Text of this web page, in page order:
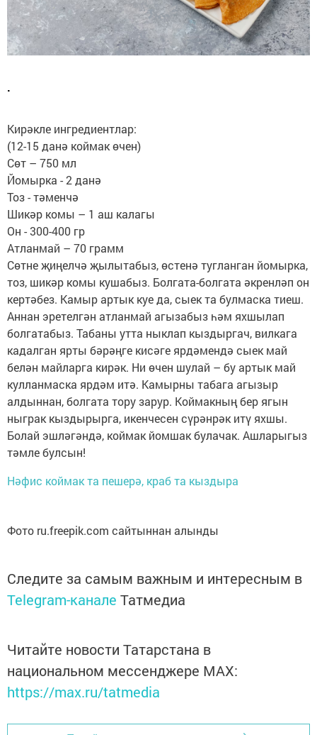
.
Кирәкле ингредиентлар:
(12-15 данә коймак өчен)
Сөт – 750 мл
Йомырка - 2 данә
Тоз - тәменчә
Шикәр комы – 1 аш калагы
Он - 300-400 гр
Атланмай – 70 грамм
Сөтне җиңелчә җылытабыз, өстенә тугланган йомырка,
тоз, шикәр комы кушабыз. Болгата-болгата әкренләп он
кертәбез. Камыр артык куе да, сыек та булмаска тиеш.
Аннан эретелгән атланмай агызабыз һәм яхшылап
болгатабыз. Табаны утта ныклап кыздыргач, вилкага
кадалган ярты бәрәңге кисәге ярдәмендә сыек май
белән майларга кирәк. Ни өчен шулай – бу артык май
кулланмаска ярдәм итә. Камырны табага агызыр
алдыннан, болгата тору зарур. Коймакның бер ягын
ныграк кыздырырга, икенчесен сүрәнрәк итү яхшы.
Болай эшләгәндә, коймак йомшак булачак. Ашларыгыз
тәмле булсын!
Нәфис коймак та пешерә, краб та кыздыра
Фото ru.freepik.com сайтыннан алынды
Следите за самым важным и интересным в
Telegram-канале Татмедиа
Читайте новости Татарстана в
национальном мессенджере MАХ:
https://max.ru/tatmedia